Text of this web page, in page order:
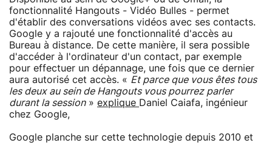
fonctionnalité Hangouts - Vidéo Bulles - permet
d'établir des conversations vidéos avec ses contacts.
Google y a rajouté une fonctionnalité d'accès au
Bureau à distance. De cette manière, il sera possible
d'accéder à l'ordinateur d'un contact, par exemple
pour effectuer un dépannage, une fois que ce dernier
aura autorisé cet accès. « Et parce que vous êtes tous
les deux au sein de Hangouts vous pourrez parler
durant la session» explique Daniel Caiafa, ingénieur
chez Google,
Google planche sur cette technologie depuis 2010 et